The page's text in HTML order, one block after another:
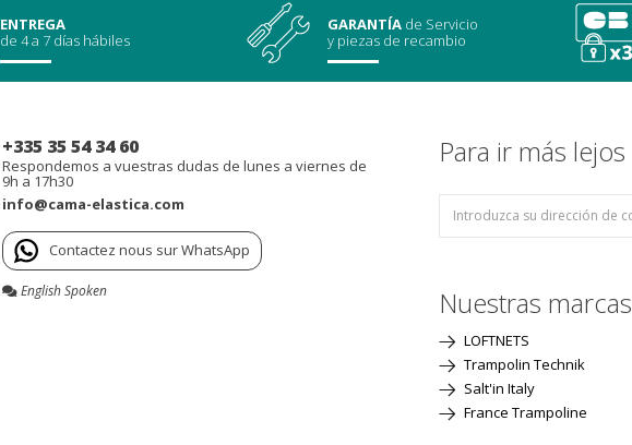
ENTREGA
de 4 a 7 días hábiles
GARANTÍA de Servicio
y piezas de recambio
+335 35 54 34 60
Respondemos a vuestras dudas de lunes a viernes de
9h a 17h30
info@cama-elastica.com
Contactez nous sur WhatsApp
English Spoken
Para ir más lejos
Nuestras marcas
LOFTNETS
Trampolin Technik
Salt'in Italy
France Trampoline